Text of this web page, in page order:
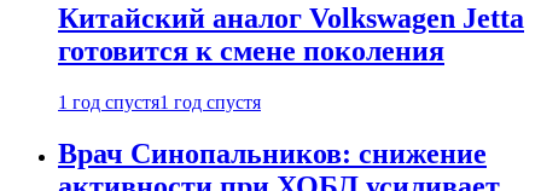
Китайский аналог Volkswagen Jetta
готовится к смене поколения
1 год спустя1 год спустя
Врач Синопальников: снижение